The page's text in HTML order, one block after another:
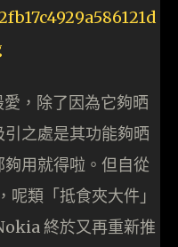
，除了因為它夠晒
之處是其功能夠晒
用就得啦。但自從
類「抵食夾大件」
終於又再重新推